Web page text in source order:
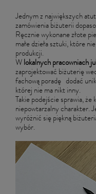
Jednym z największych
zamówienia biżuterii
Ręcznie wykonane złote
małe dzieła sztuki, które
produkcji.
W lokalnych pracowniach
zaprojektować biżuterię
fachową poradę dodać
której nie ma nikt inny.
Takie podejście sprawia,
niepowtarzalny charakter.
wyróżnić się piękną
wybór.